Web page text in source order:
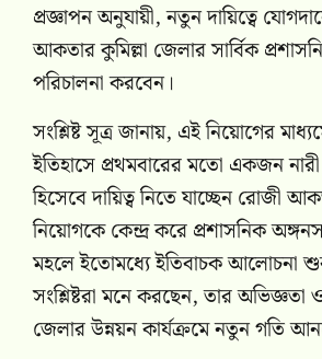
প্রজ্ঞাপন অনুযায়ী, নতুন দায়িত্বে
আকতার কুমিল্লা জেলার সার্বিক
পরিচালনা করবেন।
সংশ্লিষ্ট সূত্র জানায়, এই নিয়োগের
ইতিহাসে প্রথমবারের মতো একজন
হিসেবে দায়িত্ব নিতে যাচ্ছেন রোজী
নিয়োগকে কেন্দ্র করে প্রশাসনিক
মহলে ইতোমধ্যে ইতিবাচক আলোচনা
সংশ্লিষ্টরা মনে করছেন, তার অভিজ্ঞতা
জেলার উন্নয়ন কার্যক্রমে নতুন গতি